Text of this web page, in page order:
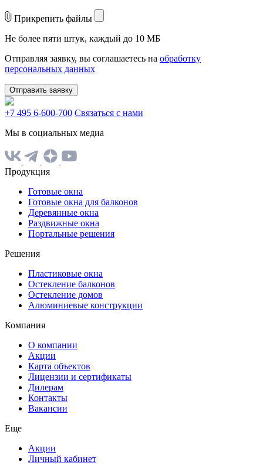
Прикрепить файлы
Не более пяти штук, каждый до 10 МБ
Отправляя заявку, вы соглашаетесь на обработку
персональных данных
Отправить заявку
+7 495 6-600-700 Связаться с нами
Мы в социальных медиа
Продукция
Готовые окна
Готовые окна для балконов
Деревянные окна
Раздвижные окна
Портальные решения
Решения
Пластиковые окна
Остекление балконов
Остекление домов
Алюминиевые конструкции
Компания
О компании
Акции
Карта объектов
Лицензии и сертификаты
Дилерам
Контакты
Вакансии
Еще
Акции
Личный кабинет